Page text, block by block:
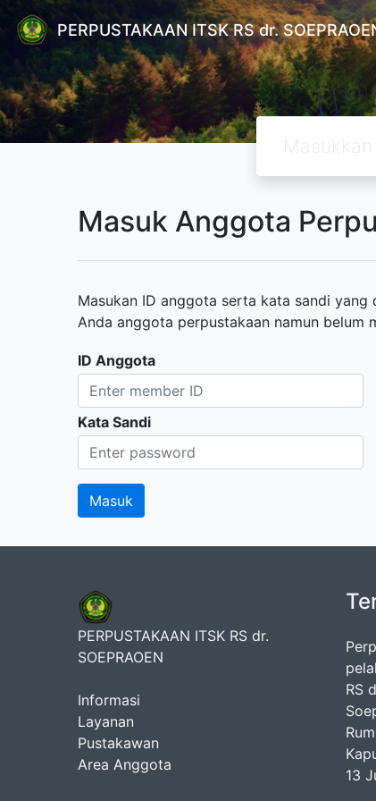
PERPUSTAKAAN ITSK RS dr.
Masuk Anggota
Masukan ID anggota serta kata sandi
Anda anggota perpustakaan namun belum
ID Anggota
Kata Sandi
PERPUSTAKAAN ITSK RS dr.
SOEPRAOEN
Informasi
Layanan
Pustakawan
Area Anggota
RS
13